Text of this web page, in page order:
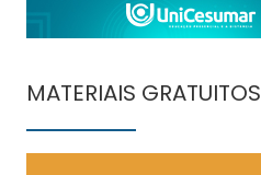
MATERIAIS GRATUITOS